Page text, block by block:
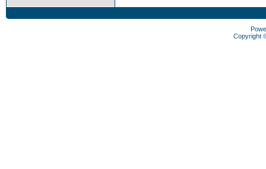
Copyright